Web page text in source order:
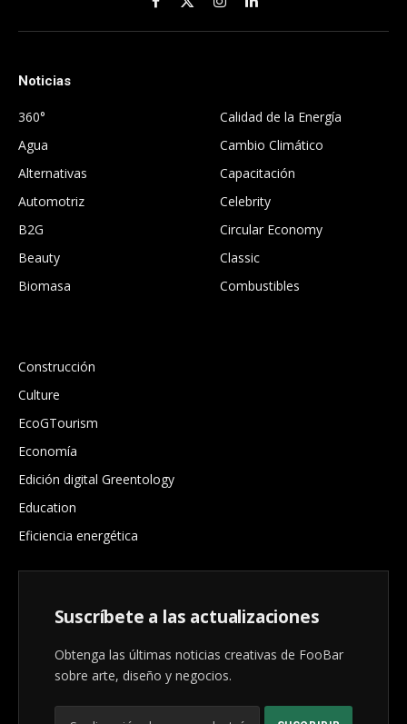
Facebook
X
(Twitter)
InstagramLinkedIn
Noticias
360°
Agua
Alternativas
Automotriz
B2G
Beauty
Biomasa
Calidad de la Energía
Cambio Climático
Capacitación
Celebrity
Circular Economy
Classic
Combustibles
Construcción
Culture
EcoGTourism
Economía
Edición digital Greentology
Education
Eficiencia energética
Suscríbete a las actualizaciones
Obtenga las últimas noticias creativas de FooBar
sobre arte, diseño y negocios.